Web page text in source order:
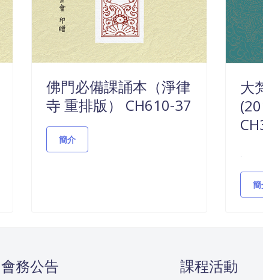
佛門必備課誦本（淨律
寺 重排版） CH610-37
簡介
大
.
會務公告 課程活動